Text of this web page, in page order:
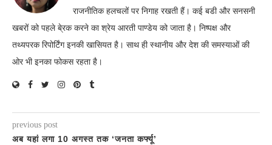
राजनीतिक हलचलों पर निगाह रखती हैं। कई बडी और सनसनी
खबरों को पहले बे्रक करने का श्रेय आरती पाण्डेय को जाता है। निष्पक्ष और
तथ्यपरक रिपोर्टिंग इनकी खासियत है। साथ ही स्थानीय और देश की समस्याओं की
ओर भी इनका फोकस रहता है।
previous post
अब यहां लगा 10 अगस्त तक ‘जनता कर्फ्यू’